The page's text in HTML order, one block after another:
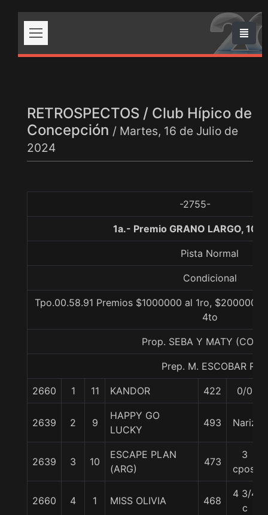
RETROSPECTOS / Club Hípico de
Concepción / Martes, 16 de Julio de
2024
-2755-
1a.- Premio GRANO LARGO,
Pista Normal
Condicional
Tpo.00.58.91 Premios $1000000 al 1ro, $200000
4to
Prop. SEBA Y MATY
Prep. M. ESCOBAR R.
2660 1 11 KANDOR 422 0/0
2639 2 9
HAPPY GO
LUCKY
493 Nariz
2639 3 10
ESCAPE PLAN
(ARG)
473
3
cpos.
2660 4 1 MISS OLIVIA 468
4 3/4
c